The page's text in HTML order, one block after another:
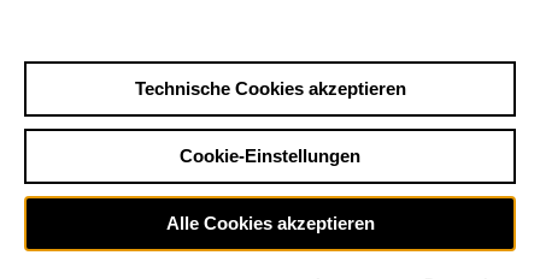
Technische Cookies akzeptieren
Cookie-Einstellungen
Alle Cookies akzeptieren